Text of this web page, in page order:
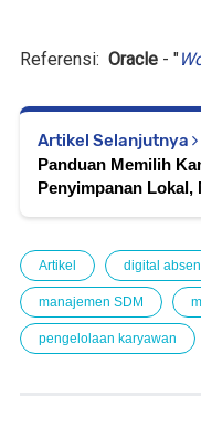
Referensi: Oracle - "
Artikel Selanjutnya
Panduan Memilih
Penyimpanan Lokal,
Artikel digital
manajemen SDM
pengelolaan karyawan